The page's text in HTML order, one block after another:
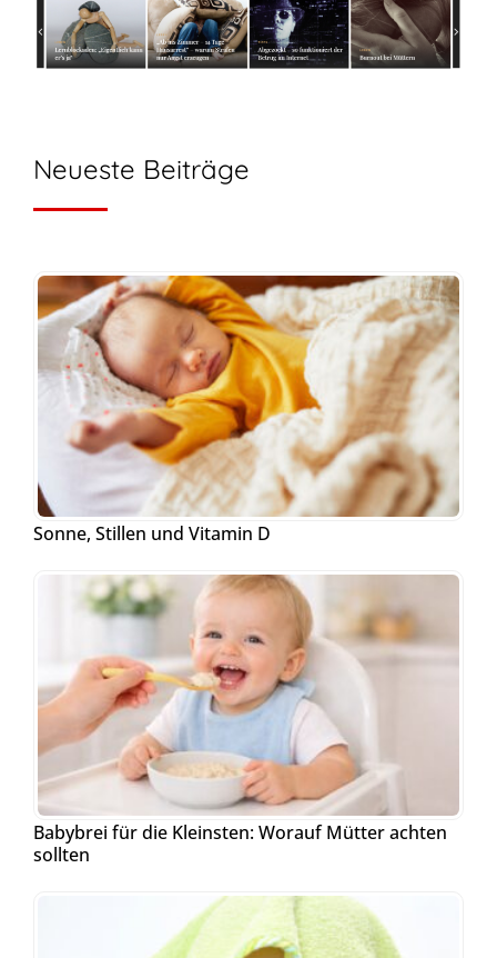
Neueste Beiträge
Sonne, Stillen und Vitamin D
Babybrei für die Kleinsten: Worauf Mütter achten
sollten